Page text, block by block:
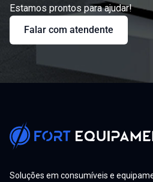
Estamos prontos para ajudar!
Falar com atendente
Soluções em consumíveis e